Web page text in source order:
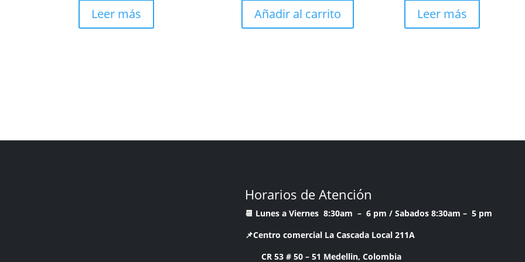
Leer más Añadir al carrito Leer más
Horarios de Atención
📆 Lunes a Viernes 8:30am – 6 pm / Sabados 8:30am – 5 pm
📌Centro comercial La Cascada Local 211A
CR 53 # 50 – 51 Medellin, Colombia